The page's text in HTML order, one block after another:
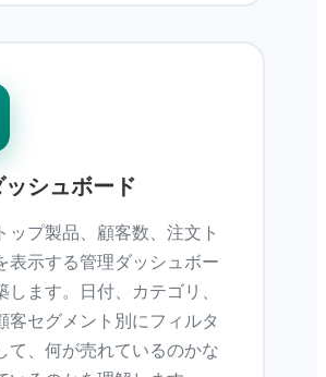
シュボード
ップ製品、顧客数、注文ト
表示する管理ダッシュボー
します。日付、カテゴリ、
客セグメント別にフィルタ
て、何が売れているのかな